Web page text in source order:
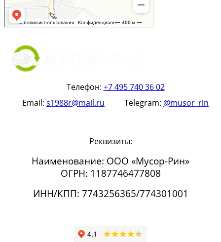
Телефон: +7 495 740 36 02
Email: s1988r@mail.ru Telegram: @musor_rin
Реквизиты:
Наименование: ООО «Мусор-Рин»
ОГРН: 1187746477808
ИНН/КПП: 7743256365/774301001